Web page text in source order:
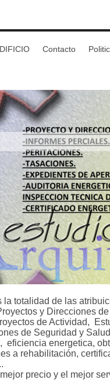
Contacto
la totalidad de las
y Direcciones
de Actividad,
de Seguridad y
eficiencia energetica,
a rehabilitación,
precio y el mejor